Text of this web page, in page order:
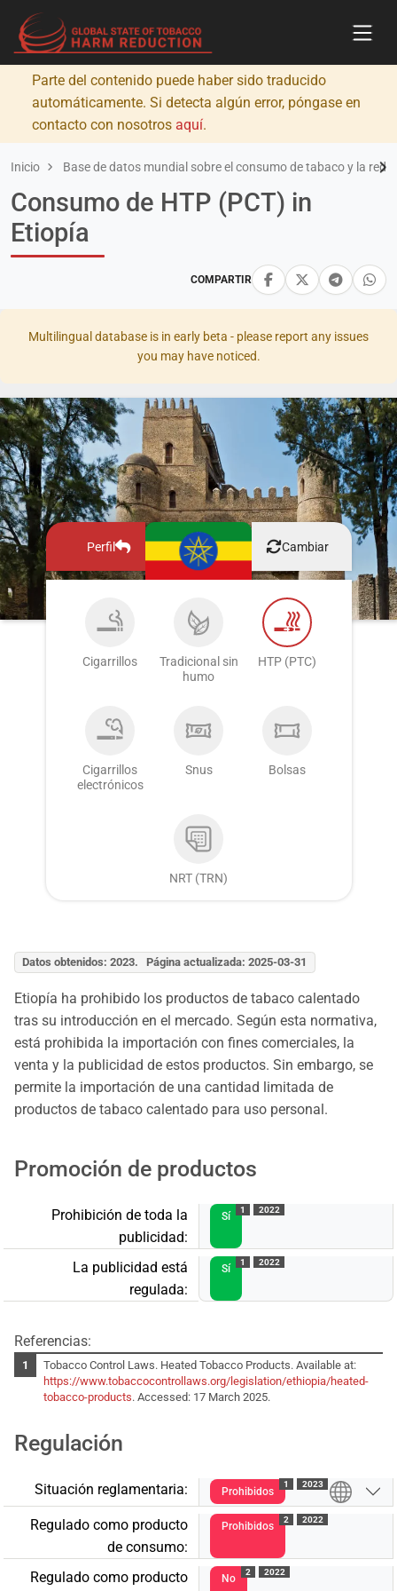
Parte del contenido puede haber sido traducido
automáticamente. Si detecta algún error, póngase en
contacto con nosotros aquí.
Inicio Base de datos mundial sobre el consumo de tabaco y la
COMPARTIR
Consumo de HTP (PCT) in
Etiopía
Multilingual database is in early beta - please report any issues
you may have noticed.
Perfil Cambiar
Cigarrillos
Tradicional sin
humo
HTP (PTC)
Cigarrillos
electrónicos
Snus Bolsas
NRT (TRN)
Datos obtenidos: 2023. Página actualizada: 2025-03-31
Etiopía ha prohibido los productos de tabaco calentado
tras su introducción en el mercado. Según esta normativa,
está prohibida la importación con fines comerciales, la
venta y la publicidad de estos productos. Sin embargo, se
permite la importación de una cantidad limitada de
productos de tabaco calentado para uso personal.
Promoción de productos
Prohibición de toda la
publicidad:
Sí
1 2022
La publicidad está
regulada:
Sí
1 2022
Referencias:
Tobacco Control Laws. Heated Tobacco Products. Available at:
https://www.tobaccocontrollaws.org/legislation/ethiopia/heated-
tobacco-products. Accessed: 17 March 2025.
Regulación
Situación reglamentaria: Prohibidos
1 2023
Regulado como producto
de consumo:
Prohibidos
2 2022
Regulado como producto
No
2 2022